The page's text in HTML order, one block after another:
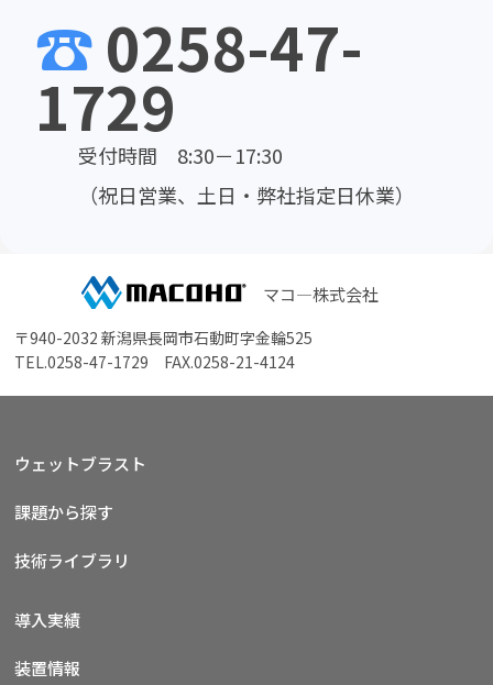
☎0258-47-
1729
受付時間 8:30－17:30
（祝日営業、土日・弊社指定日休業）
マコ―株式会社
〒940-2032 新潟県長岡市石動町字金輪525
TEL.0258-47-1729 FAX.0258-21-4124
ウェットブラスト
課題から探す
技術ライブラリ
導入実績
装置情報